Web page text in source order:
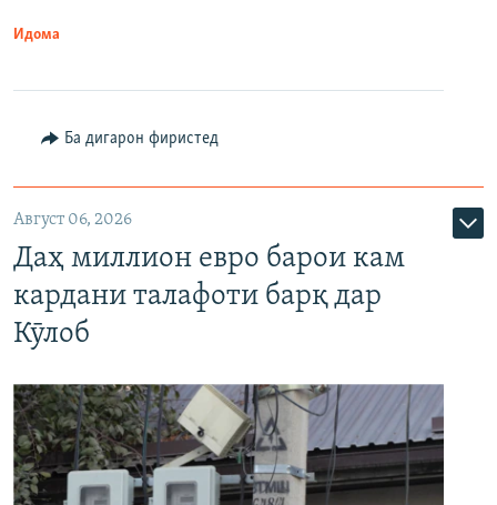
Идома
Ба дигарон фиристед
Август 06, 2026
Даҳ миллион евро барои кам
кардани талафоти барқ дар
Кӯлоб